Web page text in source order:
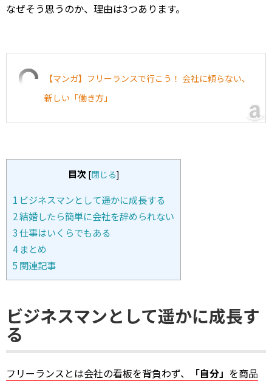
なぜそう思うのか、理由は3つあります。
【マンガ】フリーランスで行こう！ 会社に頼らない、
新しい「働き方」
目次 [閉じる]
1 ビジネスマンとして遥かに成長する
2結婚したら簡単に会社を辞められない
3仕事はいくらでもある
4まとめ
5 関連記事
ビジネスマンとして遥かに成長す
る
フリーランスとは会社の看板を背負わず、 「自分」 を商品